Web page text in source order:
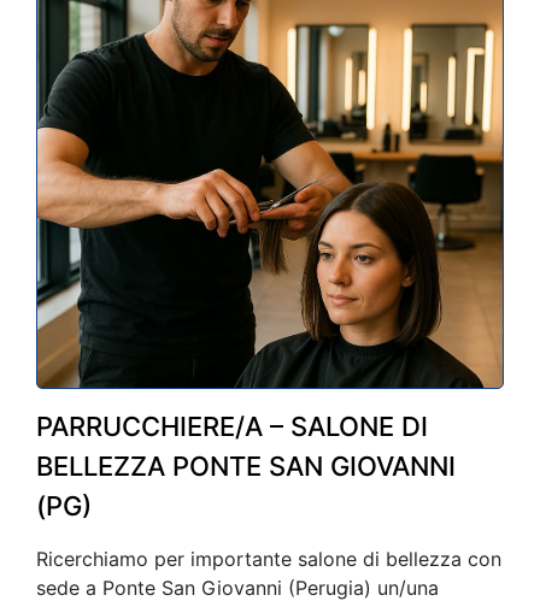
PARRUCCHIERE/A – SALONE DI
BELLEZZA PONTE SAN GIOVANNI
(PG)
Ricerchiamo per importante salone di bellezza con
sede a Ponte San Giovanni (Perugia) un/una